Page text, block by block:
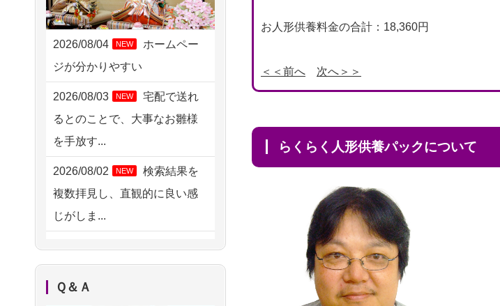
お人形供養料金の合計：18,360円
＜＜前へ 次へ＞＞
らくらく人形供養パックについて
2026/08/04 17:34
西亀有の方からお申込み
2026/08/04 15:40
千葉県の方からお申込み
2026/08/04 14:04
東京都の方からお申込み
2026/08/04 00:38
中野区の方からお申込み
愛知県の方からお申込み
2026/08/02 18:47
2026/08/04 NEW
ホームペー
ジが分かりやすい
2026/08/03 NEW
宅配で送れ
るとのことで、大事なお雛様
を手放す...
2026/08/02 NEW
検索結果を
複数拝見し、直観的に良い感
じがしま...
ハードルが高そうに思えるの
ですが、...
Ｑ＆Ａ